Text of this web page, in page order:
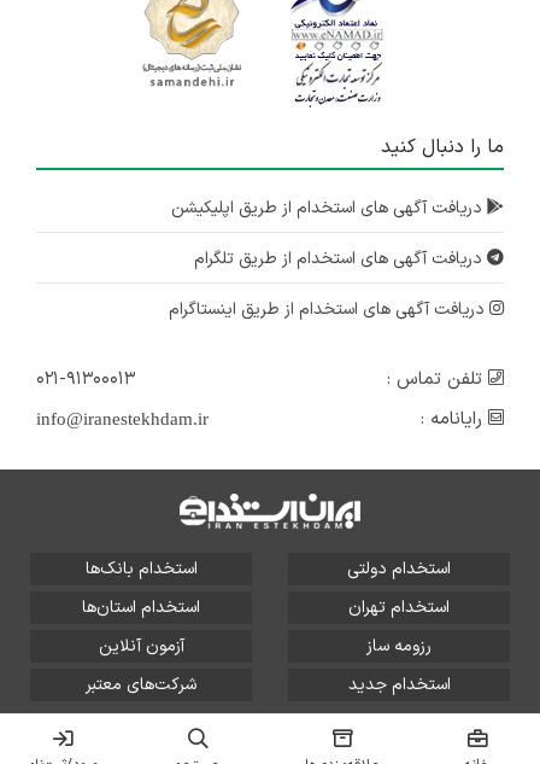
ما را دنبال کنید
دریافت آگهی های استخدام از طریق اپلیکیشن
دریافت آگهی های استخدام از طریق تلگرام
دریافت آگهی های استخدام از طریق اینستاگرام
تلفن تماس :
۰۲۱-۹۱۳۰۰۰۱۳
رایانامه :
info@iranestekhdam.ir
استخدام دولتی
استخدام بانک‌ها
استخدام تهران
استخدام استان‌ها
رزومه ساز
آزمون آنلاین
استخدام جدید
شرکت‌های معتبر
تمامی حقوق این سایت برای آلتین سیستم محفوظ است و هر
گونه سوءاستفاده از آن پیگرد قانونی دارد.